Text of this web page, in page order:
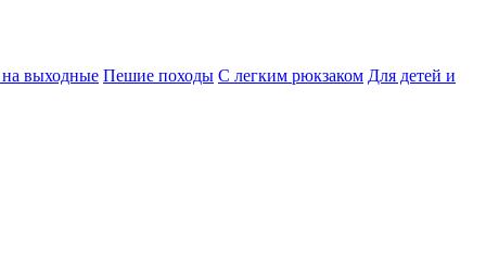
выходные Пешие походы С легким рюкзаком Для детей и